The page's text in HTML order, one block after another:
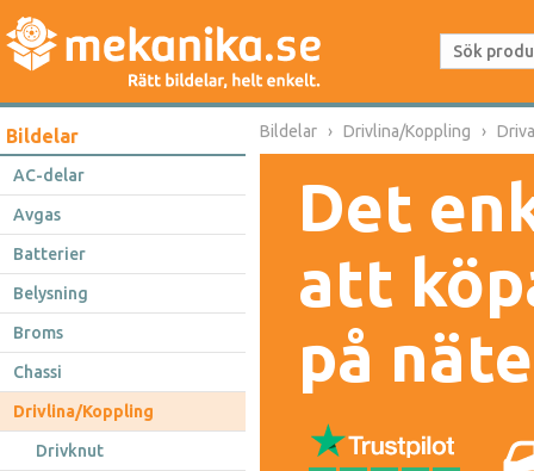
Bildelar
AC-delar
Avgas
Batterier
Belysning
Broms
Chassi
Drivlina/Koppling
Drivknut
Bildelar Drivlina/Koppling
Det
att
på